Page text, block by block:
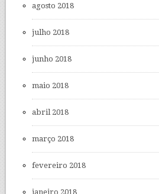
agosto 2018
julho 2018
junho 2018
maio 2018
abril 2018
março 2018
fevereiro 2018
janeiro 2018